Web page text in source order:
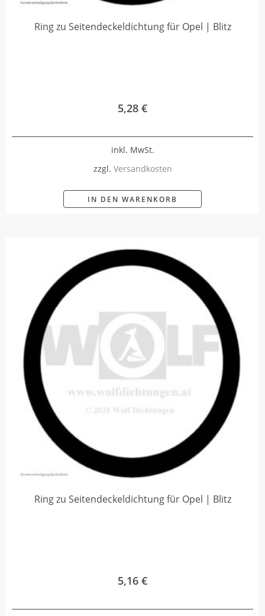
Ring zu Seitendeckeldichtung für Opel | Blitz
5,28 €
inkl. MwSt.
zzgl. Versandkosten
IN DEN WARENKORB
Ring zu Seitendeckeldichtung für Opel | Blitz
5,16 €